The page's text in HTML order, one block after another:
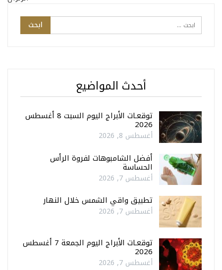
أحدث المواضيع
توقعـات الأبراج اليوم السبت 8 أغسطس
2026
أغسطس 8, 2026
أفضل الشامبوهات لفروة الرأس
الحساسة
أغسطس 7, 2026
تطبيق واقي الشمس خلال النهار
أغسطس 7, 2026
توقعـات الأبراج اليوم الجمعة 7 أغسطس
2026
أغسطس 7, 2026